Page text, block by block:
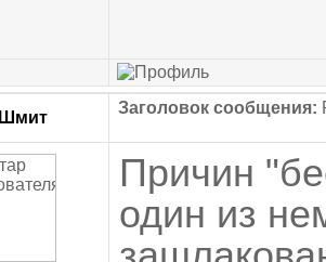
Шмит
Заголовок сообщения:
Причин
один из